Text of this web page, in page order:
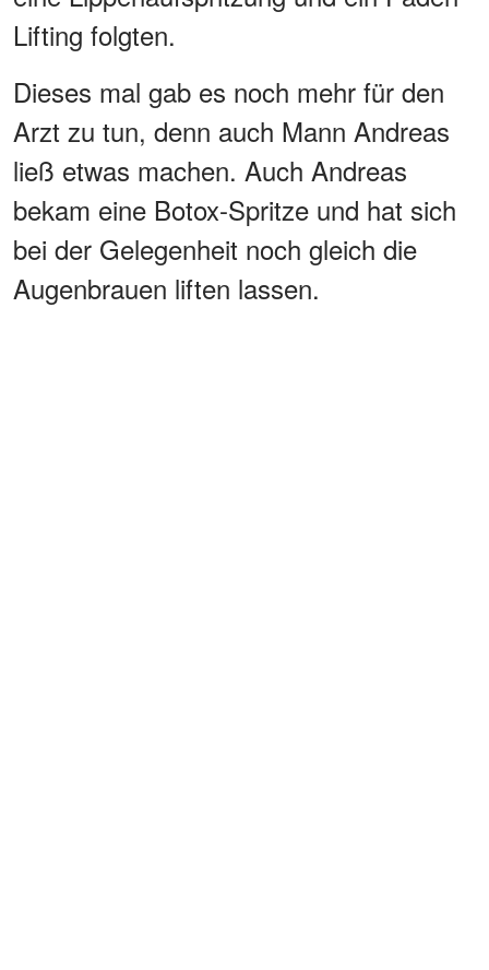
Lifting folgten.
Dieses mal gab es noch mehr für den
Arzt zu tun, denn auch Mann Andreas
ließ etwas machen. Auch Andreas
bekam eine Botox-Spritze und hat sich
bei der Gelegenheit noch gleich die
Augenbrauen liften lassen.